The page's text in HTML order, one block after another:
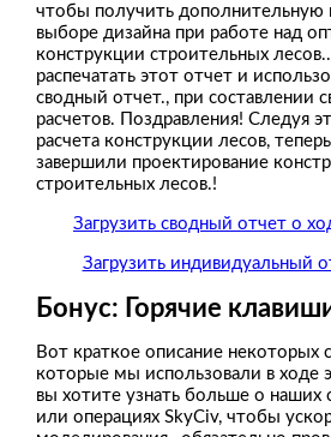
чтобы получить
выборе дизайна при работе над
конструкции строительных
распечатать этот отчет и
сводный отчет., при составлении
расчетов. Поздравления! Следуя
расчета конструкции лесов,
завершили проектирование
строительных лесов.!
Загрузить сводный отчет о
Загрузить индивидуальный
Бонус: Горячие
Вот краткое описание некоторых
которые мы использовали в ходе
вы хотите узнать больше о наших
или операциях SkyCiv, чтобы